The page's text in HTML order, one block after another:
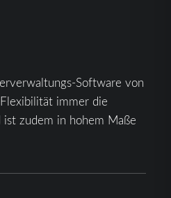
Software von
immer die
zudem in hohem Maße